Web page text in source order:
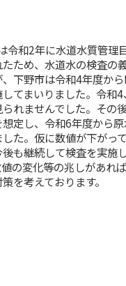
令和2年に水道水質管理
たため、水道水の検査の
下野市は令和4年度か
してまいりました。令和
られませんでした。その
想定し、令和6年度から
た。仮に数値が下がっ
後も継続して検査を実施
値の変化等の兆しがあれ
を考えております。